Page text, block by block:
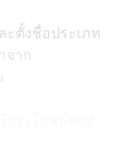
ตั้งชื่อประเภท
จาก